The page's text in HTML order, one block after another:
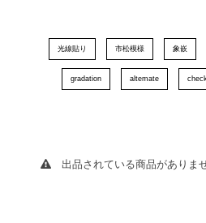
光線貼り 市松模様 象嵌
gradation altemate
出品されている商品がありませ